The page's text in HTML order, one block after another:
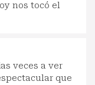
nos tocó el
veces a ver
que